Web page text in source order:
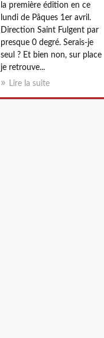
la première édition en ce
lundi de Pâques 1er avril.
Direction Saint Fulgent par
presque 0 degré. Serais-je
seul ? Et bien non, sur place
je retrouve...
Lire la suite